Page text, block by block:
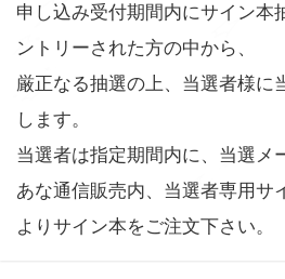
申し込み受付期間内にサイン本
ントリーされた方の中から、
厳正なる抽選の上、当選者様に
します。
当選者は指定期間内に、当選メ
あな通信販売内、当選者専用サ
よりサイン本をご注文下さい。